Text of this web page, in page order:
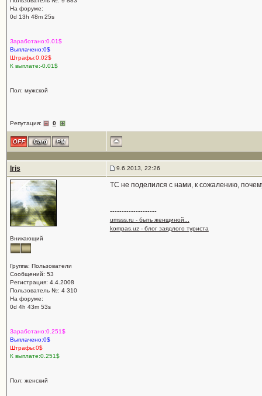
На форуме:
0d 13h 48m 25s
Заработано:0.01$
Выплачено:0$
Штрафы:0.02$
К выплате:-0.01$
Пол: мужской
Репутация: 0
Iris 9.6.2013, 22:26
Вникающий
Группа: Пользователи
Сообщений: 53
Регистрация: 4.4.2008
Пользователь №: 4 310
На форуме:
0d 4h 43m 53s
Заработано:0.251$
Выплачено:0$
Штрафы:0$
К выплате:0.251$
Пол: женский
ТС не поделился с нами, к сожалению,
--------------------
umsss.ru - быть женщиной...
kompas.uz - блог заядлого туриста